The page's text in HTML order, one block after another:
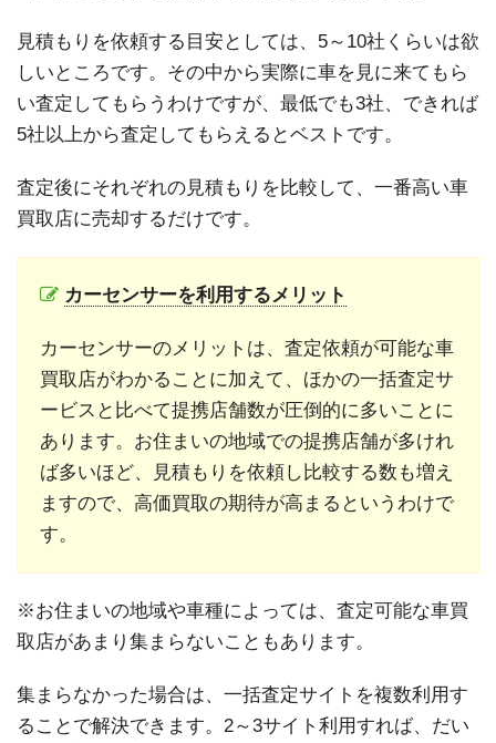
見積もりを依頼する目安としては、5～10社くらいは欲
しいところです。その中から実際に車を見に来てもら
い査定してもらうわけですが、最低でも3社、できれば
5社以上から査定してもらえるとベストです。
査定後にそれぞれの見積もりを比較して、一番高い車
買取店に売却するだけです。
カーセンサーを利用するメリット
カーセンサーのメリットは、査定依頼が可能な車
買取店がわかることに加えて、ほかの一括査定サ
ービスと比べて提携店舗数が圧倒的に多いことに
あります。お住まいの地域での提携店舗が多けれ
ば多いほど、見積もりを依頼し比較する数も増え
ますので、高価買取の期待が高まるというわけで
す。
※お住まいの地域や車種によっては、査定可能な車買
取店があまり集まらないこともあります。
集まらなかった場合は、一括査定サイトを複数利用す
ることで解決できます。2～3サイト利用すれば、だい